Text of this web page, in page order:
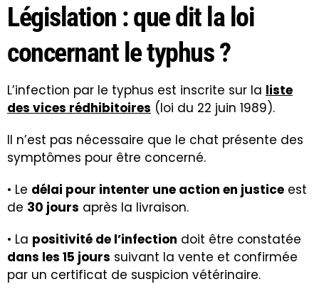
Législation : que dit la loi
concernant le typhus ?
L’infection par le typhus est inscrite sur la liste
des vices rédhibitoires (loi du 22 juin 1989).
Il n’est pas nécessaire que le chat présente des
symptômes pour être concerné.
• Le délai pour intenter une action en justice est
de 30 jours après la livraison.
• La positivité de l’infection doit être constatée
dans les 15 jours suivant la vente et confirmée
par un certificat de suspicion vétérinaire.